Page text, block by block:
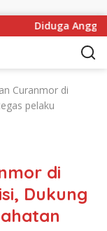
Anggaran Distan
Curanmor di
pelaku
di
Dukung